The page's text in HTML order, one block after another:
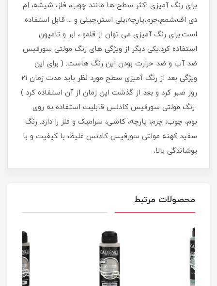
برای رنگ آمیزی اکثر سطح ها مانند چوب، فلز، شیشه، ام
دی اف،شمع،چرم،پارچه،پلی استر،چینی و ... قابل استفاده
است.برای رنگ آمیزی می توان از قلمو ، ابر و تامپون
استفاده کرد.یکی دیگر از ویژگی های رنگ مولتی سورفیس
ضد آب و ضد حرارت بودن این رنگ هاست. ( برای این
ویژگی بعد از رنگ آمیزی سطح مورد نظر باید مدت زمان 21
روز صبر کرد و بعد از گذشت این زمان از آن استفاده کرد )
رنگ مولتی سورفیس کادنس قابلیت استفاده به روی
بوم، چوب، چرم، پارچه، کاشی، سرامیک و فلز را دارد. رنگ
سفید کهنه مولتی سورفیس کادنس غلیظ، با کیفیت و با
پوشاندگی بالا.
محصولات مرتبط